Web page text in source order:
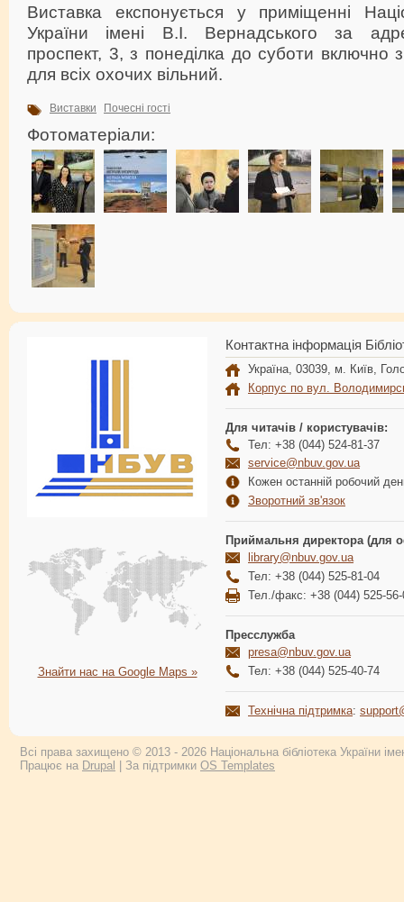
Виставка експонується у приміщенні
України імені В.І. Вернадського за
проспект, 3, з понеділка до суботи включно
для всіх охочих вільний.
Виставки Почесні гості
Фотоматеріали:
Знайти нас на Google Maps »
Контактна інформація
Україна, 03039, м. Київ,
Корпус по вул.
Для читачів / користувачів:
Тел: +38 (044) 524-81-37
service@nbuv.gov.ua
Кожен останній робочий
Зворотний зв'язок
Приймальня директора (для
library@nbuv.gov.ua
Тел: +38 (044) 525-81-04
Тел./факс: +38 (044) 525-56-
Пресслужба
presa@nbuv.gov.ua
Тел: +38 (044) 525-40-74
Технічна підтримка:
Всі права захищено © 2013 - 2026 Національна бібліотека України
Працює на Drupal | За підтримки OS Templates